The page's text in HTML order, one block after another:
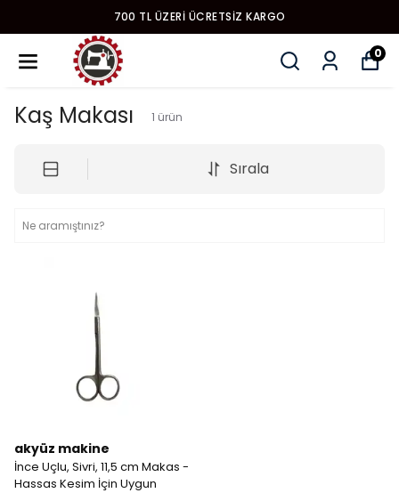
700 TL ÜZERI ÜCRETSIZ KARGO
0
Kaş Makası 1 ürün
Sırala
akyüz makine
İnce Uçlu, Sivri, 11,5 cm Makas -
Hassas Kesim İçin Uygun